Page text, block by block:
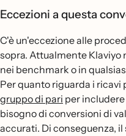
Eccezioni a questa
C'è un'eccezione alle
sopra. Attualmente
nei benchmark o in
Per quanto riguarda i ricavi
gruppo di pari per
bisogno di conversioni di
accurati. Di conseguenza,